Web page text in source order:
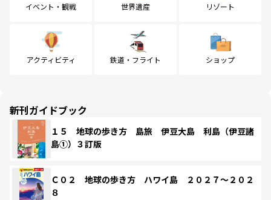
イベント・観戦 世界遺産 リゾート
アクティビティ 鉄道・フライト ショップ
新刊ガイドブック
１５ 地球の歩き方 島旅 伊豆大島 利島（伊豆諸
島①）３訂版
Ｃ０２ 地球の歩き方 ハワイ島 ２０２７～２０２
８